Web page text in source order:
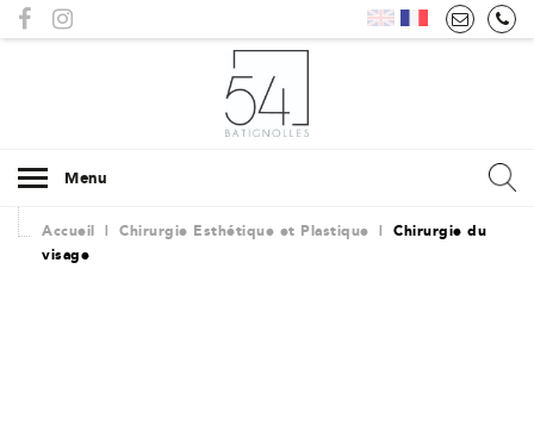
Menu
Accueil Chirurgie Esthétique et Plastique
Chirurgie du
visage